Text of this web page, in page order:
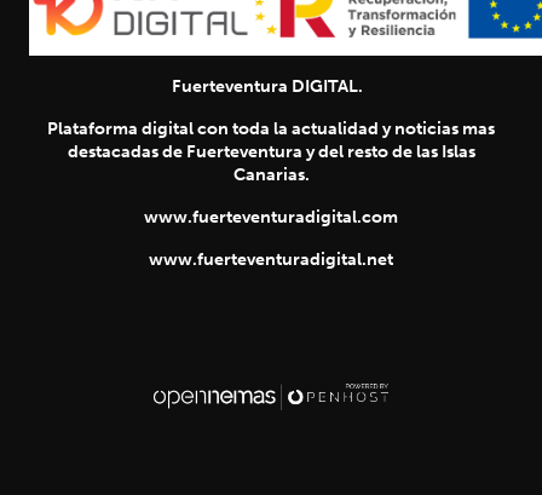
Fuerteventura DIGITAL.
Plataforma digital con toda la actualidad y noticias mas
destacadas de Fuerteventura y del resto de las Islas
Canarias.
www.fuerteventuradigital.com
www.fuerteventuradigital.net